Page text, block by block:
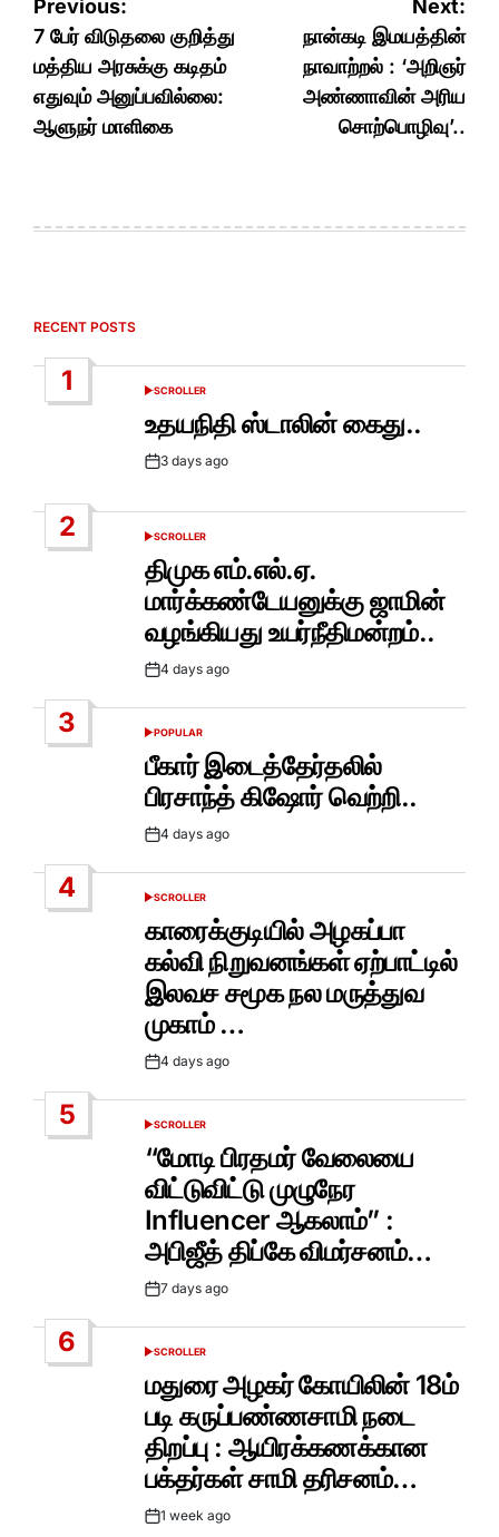
Post
navigation
Previous:
7 பேர் விடுதலை குறித்து
மத்திய அரசுக்கு கடிதம்
எதுவும் அனுப்பவில்லை:
ஆளுநர் மாளிகை
Next:
நான்கடி இமயத்தின்
நாவாற்றல் : ‘அறிஞர்
அண்ணாவின் அரிய
சொற்பொழிவு’..
RECENT POSTS
1
POSTED
SCROLLER
உதயநிதி ஸ்டாலின் கைது..
Post3 days ago
2
POSTED
SCROLLER
திமுக எம்.எல்.ஏ.
மார்க்கண்டேயனுக்கு ஜாமின்
வழங்கியது உயர்நீதிமன்றம்..
Post4 days ago
3
POSTED
IN
POPULAR
பீகார் இடைத்தேர்தலில்
பிரசாந்த் கிஷோர் வெற்றி..
Post4 days ago
4
POSTED
SCROLLER
காரைக்குடியில் அழகப்பா
கல்வி நிறுவனங்கள் ஏற்பாட்டில்
இலவச சமூக நல மருத்துவ
முகாம் …
Post4 days ago
5
POSTED
IN
SCROLLER
“மோடி பிரதமர் வேலையை
விட்டுவிட்டு முழுநேர
Influencer ஆகலாம்” :
அபிஜீத் திப்கே விமர்சனம்…
Post7 days ago
6
POSTED
SCROLLER
மதுரை அழகர் கோயிலின் 18ம்
படி கருப்பண்ணசாமி நடை
திறப்பு : ஆயிரக்கணக்கான
பக்தர்கள் சாமி தரிசனம்…
Post1 week ago